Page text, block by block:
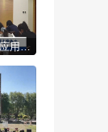
我市发布首批78个应用场景清单 提升城市竞争力